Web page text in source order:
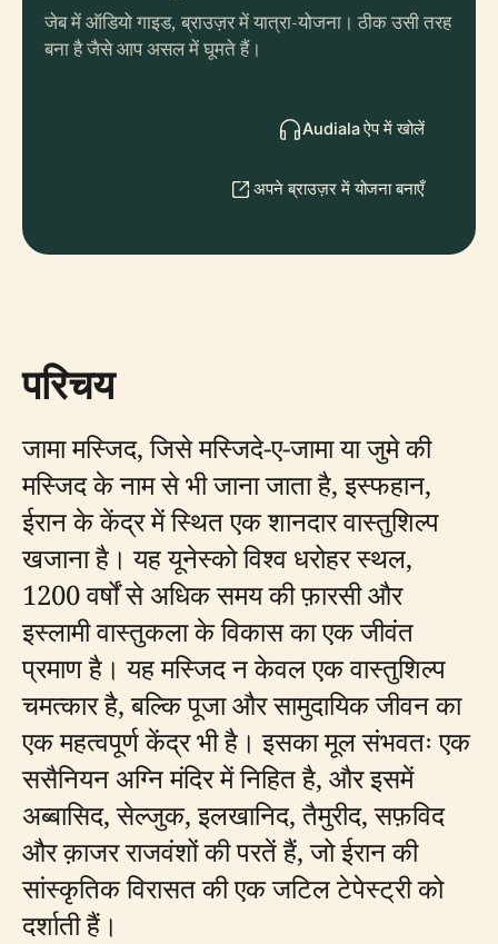
जेब में ऑडियो गाइड, ब्राउज़र में यात्रा-योजना। ठीक उसी तरह
बना है जैसे आप असल में घूमते हैं।
Audiala ऐप में खोलें
अपने ब्राउज़र में योजना बनाएँ
परिचय
जामा मस्जिद, जिसे मस्जिदे-ए-जामा या जुमे की
मस्जिद के नाम से भी जाना जाता है, इस्फहान,
ईरान के केंद्र में स्थित एक शानदार वास्तुशिल्प
खजाना है। यह यूनेस्को विश्व धरोहर स्थल,
1200 वर्षों से अधिक समय की फ़ारसी और
इस्लामी वास्तुकला के विकास का एक जीवंत
प्रमाण है। यह मस्जिद न केवल एक वास्तुशिल्प
चमत्कार है, बल्कि पूजा और सामुदायिक जीवन का
एक महत्वपूर्ण केंद्र भी है। इसका मूल संभवतः एक
ससैनियन अग्नि मंदिर में निहित है, और इसमें
अब्बासिद, सेल्जुक, इलखानिद, तैमुरीद, सफ़विद
और क़ाजर राजवंशों की परतें हैं, जो ईरान की
सांस्कृतिक विरासत की एक जटिल टेपेस्ट्री को
दर्शाती हैं।